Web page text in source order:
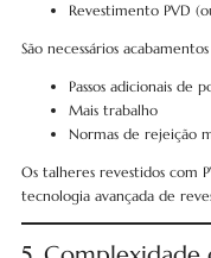
Revestimento PVD
São necessários
Passos adicionais de
Mais trabalho
Normas de rejeição
Os talheres revestidos com
tecnologia avançada de